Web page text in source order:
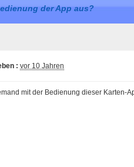
der App aus?
: vor 10 Jahren
mit der Bedienung dieser Karten-